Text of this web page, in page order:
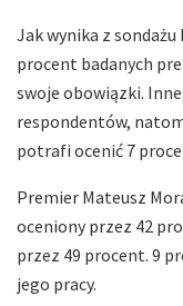
Jak wynika z sondażu
procent badanych
swoje obowiązki.
respondentów,
potrafi ocenić 7
Premier Mateusz
oceniony przez 42
przez 49 procent. 9
jego pracy.